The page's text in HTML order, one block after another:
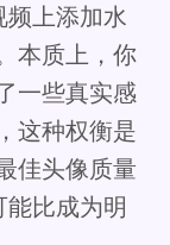
频上添加水
本质上，你
一些真实感
这种权衡是
佳头像质量
比成为明